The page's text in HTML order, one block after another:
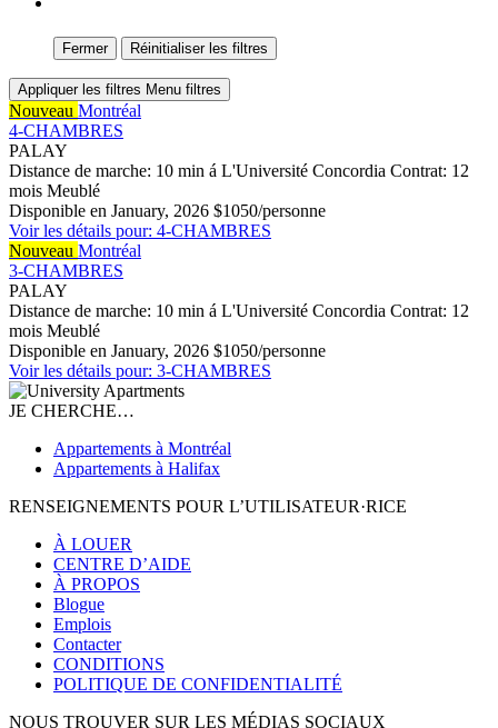
Fermer Réinitialiser les filtres
Appliquer les filtres Menu filtres
Nouveau Montréal
4-CHAMBRES
PALAY
Distance de marche: 10 min á L'Université Concordia Contrat: 12
mois Meublé
Disponible en January, 2026 $1050/personne
Voir les détails pour: 4-CHAMBRES
Nouveau Montréal
3-CHAMBRES
PALAY
Distance de marche: 10 min á L'Université Concordia Contrat: 12
mois Meublé
Disponible en January, 2026 $1050/personne
Voir les détails pour: 3-CHAMBRES
JE CHERCHE…
Appartements à Montréal
Appartements à Halifax
RENSEIGNEMENTS POUR L’UTILISATEUR·RICE
À LOUER
CENTRE D’AIDE
À PROPOS
Blogue
Emplois
Contacter
CONDITIONS
POLITIQUE DE CONFIDENTIALITÉ
NOUS TROUVER SUR LES MÉDIAS SOCIAUX